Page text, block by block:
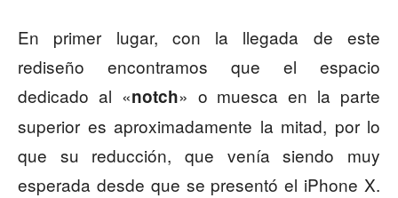
En primer lugar, con la llegada de este
rediseño encontramos que el espacio
dedicado al «notch» o muesca en la parte
superior es aproximadamente la mitad, por lo
que su reducción, que venía siendo muy
esperada desde que se presentó el iPhone X.